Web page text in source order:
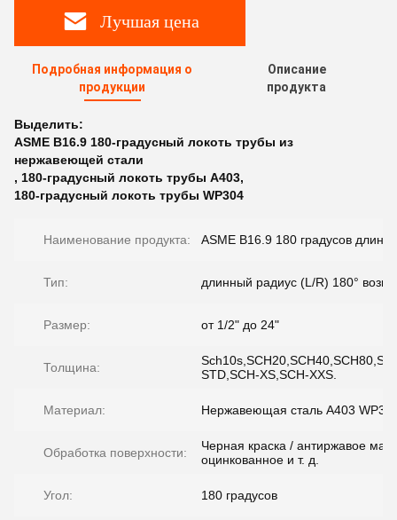
Лучшая цена
Подробная информация о
продукции
Описание
продукта
Выделить:
ASME B16.9 180-градусный локоть трубы из
нержавеющей стали
, 180-градусный локоть трубы A403,
180-градусный локоть трубы WP304
Наименование продукта: ASME B16.9 180 градусов
Тип: длинный радиус (L/R) 180°
Размер: от 1/2" до 24"
Толщина:
STD,SCH-XS,SCH-XXS.
Материал: Нержавеющая сталь A403
Обработка поверхности:
Черная краска / антиржавое
оцинкованное и т. д.
Угол: 180 градусов